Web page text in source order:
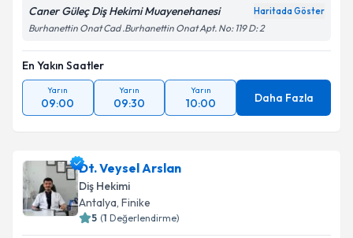
Caner Güleç Diş Hekimi Muayenehanesi Haritada Göster
Burhanettin Onat Cad .Burhanettin Onat Apt. No: 119 D: 2
En Yakın Saatler
Yarın
09:00
Yarın
09:30
Yarın
10:00 Daha Fazla
Dt. Veysel Arslan
Diş Hekimi
Antalya, Finike
5 (1 Değerlendirme)